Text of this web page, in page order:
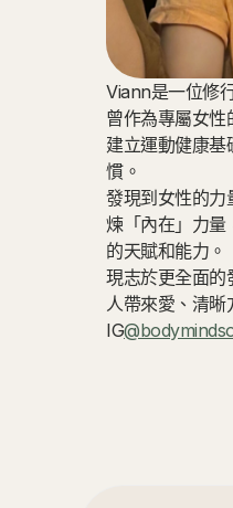
Viann是一位修
曾作為專屬女
建立運動健康基
慣。
發現到女性的力
煉「內在」力量
的天賦和能力。
現志於更全面的
人帶來愛、清晰
IG